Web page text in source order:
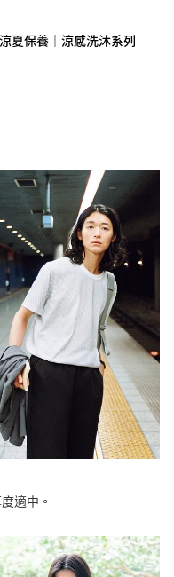
涼夏保養｜涼感洗沐系列
適中。